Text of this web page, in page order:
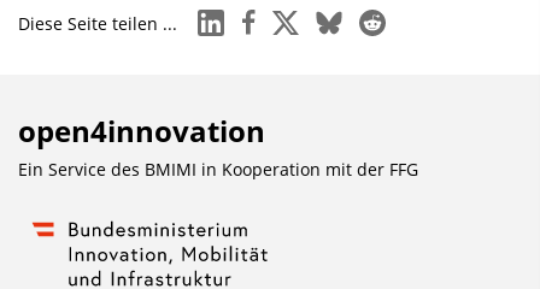
Diese Seite teilen ... linkedinfacebook
x blueskyreddit
open4innovation
Ein Service des BMIMI in Kooperation mit der FFG